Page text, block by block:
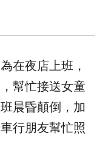
在夜店上班，
幫忙接送女童
晨昏顛倒，加
行朋友幫忙照